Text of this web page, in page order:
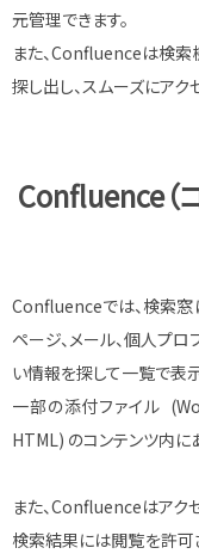
元管理できます。
また、Confluenceは検索
探し出し、スムーズにアク
Confluence（
Confluenceでは、検索窓
ページ、メール、個人プ
い情報を探して一覧で表示
一部の添付ファイル
HTML) のコンテンツ内に
また、Confluenceはアク
検索結果には閲覧を許可